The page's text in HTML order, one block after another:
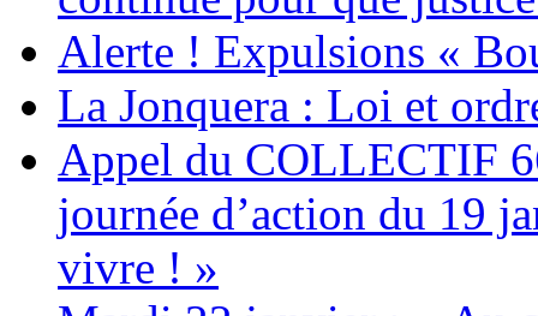
Alerte ! Expulsions «
La Jonquera : Loi et
Appel du COLLECTIF
journée d’action du 19
vivre ! »